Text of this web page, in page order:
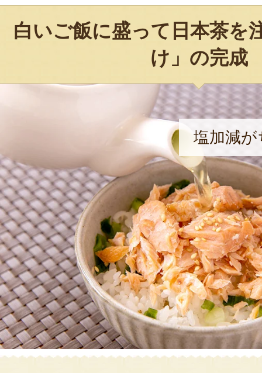
白いご飯に盛って日本茶を
け」の完成
塩加減